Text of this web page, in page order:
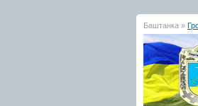
Баштанка »